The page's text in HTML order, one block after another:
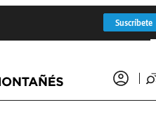
Suscríbete